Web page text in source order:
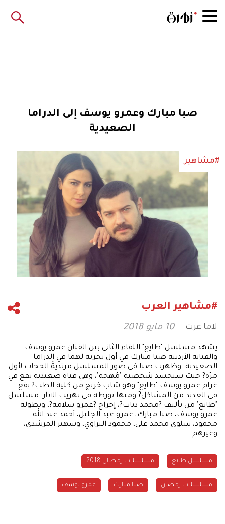
صبا مبارك وعمرو يوسف إلى الدراما
الصعيدية
#مشاهير
#مشاهير العرب
لاما عزت 10 مايو 2018
يشهد مسلسل "طايع" اللقاء الثاني بين الفنان عمرو يوسف
والفنانة الأردنية صبا مبارك في أول تجربة لهما في الدراما
الصعيدية. وظهرت صبا في صور المسلسل مرتديةً الحجاب لأول
مرّة? حيث ستجسد شخصية "مُهجة"، وهي فتاة صعيدية تقع في
غرام عمرو يوسف "طايع" وهو شاب خريج من كلية الطب? يقع
في العديد من المشاكل? ومنها تورطه في تهريب الآثار. مسلسل
"طايع" من تأليف ?محمد دياب?، إخراج ?عمرو سلامة?، وبطولة
عمرو يوسف، صبا مبارك، عمرو عبد الجليل، أحمد عبد الله
محمود، سلوى محمد على، محمود البزاوي، وسهير المرشدي،
وغيرهم.
مسلسل طايع مسلسلات رمضان 2018
مسلسلات رمضان صبا مبارك عمرو يوسف